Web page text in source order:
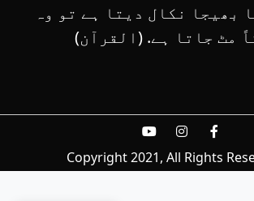
بھیجا نکال دیتا ہے تو وہ
مٹ جاتا ہے. (القرآن)